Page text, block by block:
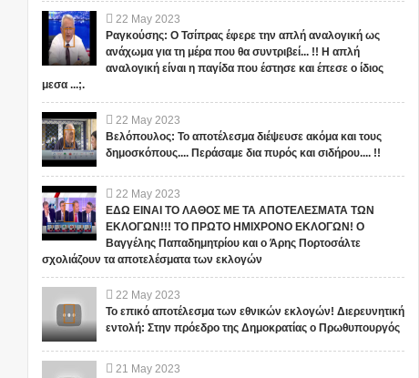
22 May 2023
Ραγκούσης: Ο Τσίπρας έφερε την απλή αναλογική ως
ανάχωμα για τη μέρα που θα συντριβεί... !! Η απλή
αναλογική είναι η παγίδα που έστησε και έπεσε ο ίδιος
μεσα ...;.
22 May 2023
Βελόπουλος: Το αποτέλεσμα διέψευσε ακόμα και τους
δημοσκόπους.... Περάσαμε δια πυρός και σιδήρου.... !!
22 May 2023
ΕΔΩ ΕΙΝΑΙ ΤΟ ΛΑΘΟΣ ΜΕ ΤΑ ΑΠΟΤΕΛΕΣΜΑΤΑ ΤΩΝ
ΕΚΛΟΓΩΝ!!! ΤΟ ΠΡΩΤΟ ΗΜΙΧΡΟΝΟ ΕΚΛΟΓΩΝ! Ο
Βαγγέλης Παπαδημητρίου και ο Άρης Πορτοσάλτε
σχολιάζουν τα αποτελέσματα των εκλογών
22 May 2023
Το επικό αποτέλεσμα των εθνικών εκλογών! Διερευνητική
εντολή: Στην πρόεδρο της Δημοκρατίας ο Πρωθυπουργός
21 May 2023